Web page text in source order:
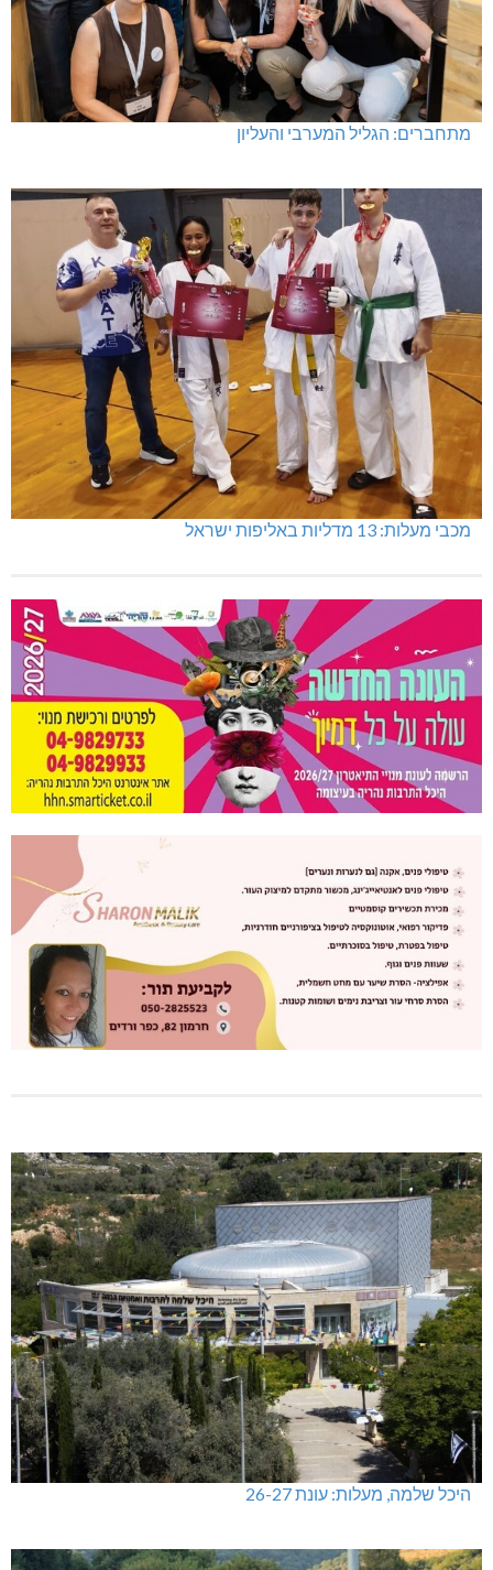
מתחברים: הגליל המערבי והעליון
מכבי מעלות: 13 מדליות באליפות ישראל
היכל שלמה, מעלות: עונת 26-27